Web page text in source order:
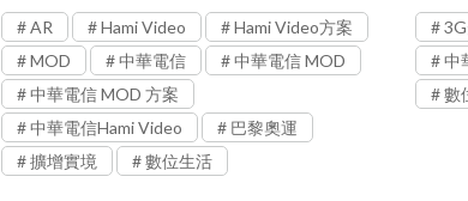
AR Hami Video
Hami Video方案
MOD
中華電信
中華電信 MOD
中華電信 MOD 方案
中華電信Hami Video
巴黎奧運
擴增實境
數位生活
中
數